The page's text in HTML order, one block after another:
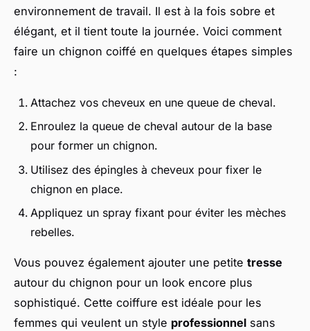
environnement de travail. Il est à la fois sobre et
élégant, et il tient toute la journée. Voici comment
faire un chignon coiffé en quelques étapes simples
:
Attachez vos cheveux en une queue de cheval.
Enroulez la queue de cheval autour de la base
pour former un chignon.
Utilisez des épingles à cheveux pour fixer le
chignon en place.
Appliquez un spray fixant pour éviter les mèches
rebelles.
Vous pouvez également ajouter une petite tresse
autour du chignon pour un look encore plus
sophistiqué. Cette coiffure est idéale pour les
femmes qui veulent un style professionnel sans